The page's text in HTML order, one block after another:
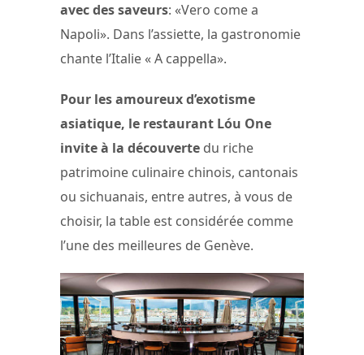
avec des saveurs: «Vero come a
Napoli». Dans l’assiette, la gastronomie
chante l’Italie « A cappella».
Pour les amoureux d’exotisme
asiatique, le restaurant Lóu One
invite à la découverte du riche
patrimoine culinaire chinois, cantonais
ou sichuanais, entre autres, à vous de
choisir, la table est considérée comme
l’une des meilleures de Genève.